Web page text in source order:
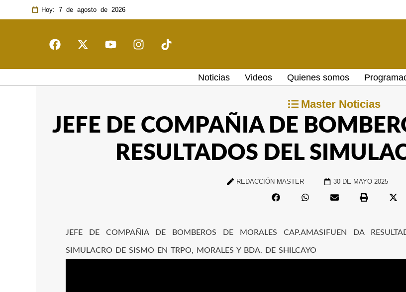
Hoy: 7 de agosto de 2026
Noticias Videos Quienes somos
Master Noticias
JEFE DE COMPAÑIA DE
RESULTADOS DEL
REDACCIÓN MASTER 30 DE MAYO 2025
JEFE DE COMPAÑIA DE BOMBEROS DE MORALES CAP.AMASIFUEN DA
SIMULACRO DE SISMO EN TRPO, MORALES Y BDA. DE SHILCAYO